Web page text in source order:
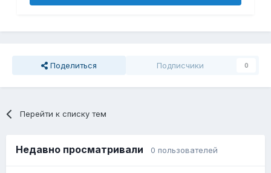
Поделиться Подписчики 0
Перейти к списку тем
Недавно просматривали 0 пользователей